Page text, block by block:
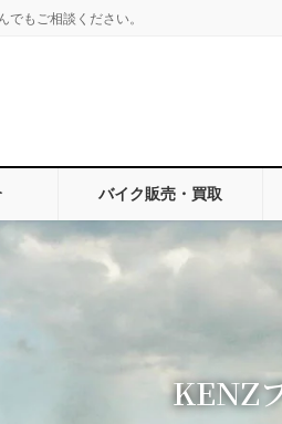
もご相談ください。
バイク販売・買取
KENZ